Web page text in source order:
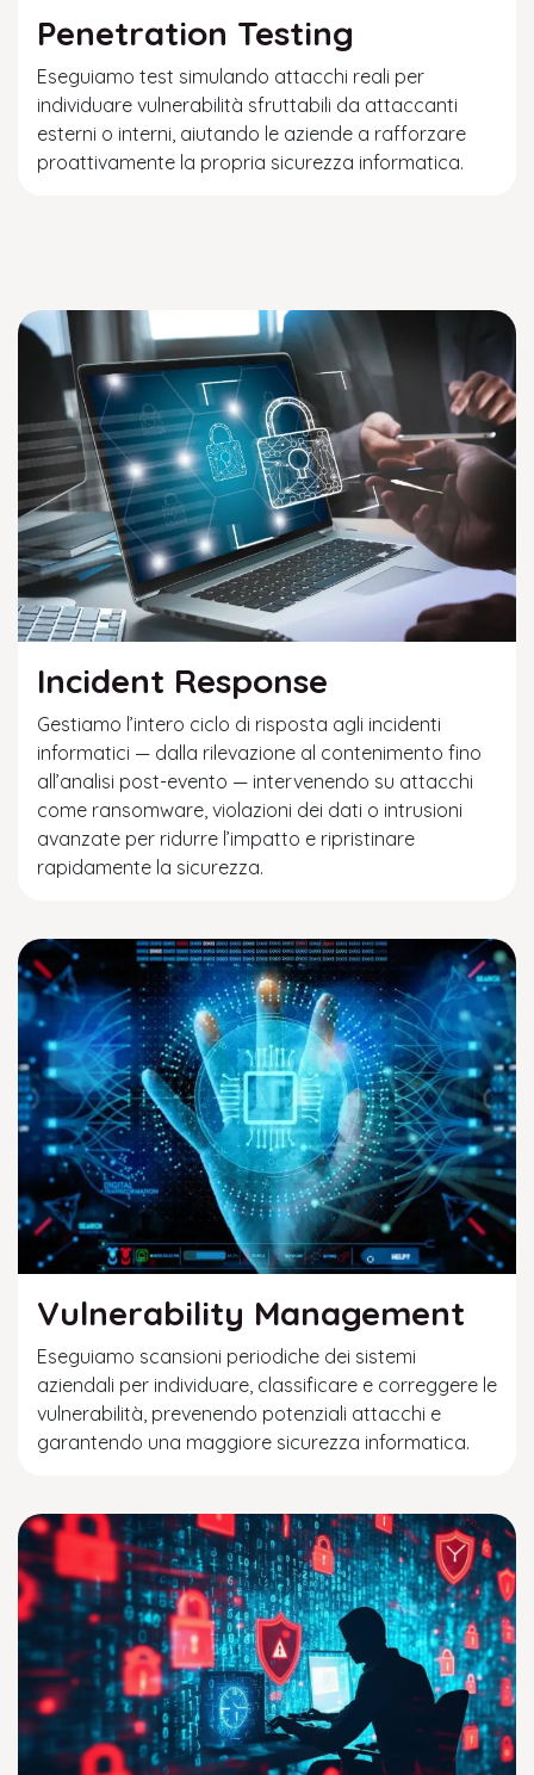
Penetration Testing
Eseguiamo test simulando attacchi reali per
individuare vulnerabilità sfruttabili da attaccanti
esterni o interni, aiutando le aziende a rafforzare
proattivamente la propria sicurezza informatica.
Incident Response
Gestiamo l’intero ciclo di risposta agli incidenti
informatici — dalla rilevazione al contenimento fino
all’analisi post-evento — intervenendo su attacchi
come ransomware, violazioni dei dati o intrusioni
avanzate per ridurre l’impatto e ripristinare
rapidamente la sicurezza.
Vulnerability Management
Eseguiamo scansioni periodiche dei sistemi
aziendali per individuare, classificare e correggere le
vulnerabilità, prevenendo potenziali attacchi e
garantendo una maggiore sicurezza informatica.